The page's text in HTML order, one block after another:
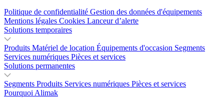
Politique de confidentialité Gestion des données d'équipements
Mentions légales Cookies Lanceur d’alerte
Solutions temporaires
Produits Matériel de location Équipements d'occasion Segments
Services numériques Pièces et services
Solutions permanentes
Segments Produits Services numériques Pièces et services
Pourquoi Alimak